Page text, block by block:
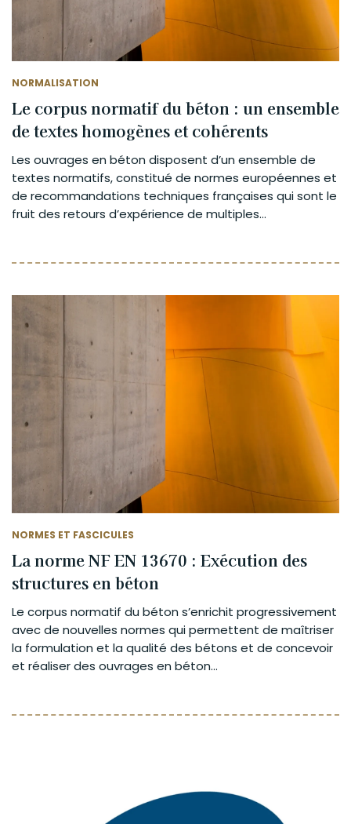
NORMALISATION
Le corpus normatif du béton : un ensemble
de textes homogènes et cohérents
Les ouvrages en béton disposent d’un ensemble de
textes normatifs, constitué de normes européennes et
de recommandations techniques françaises qui sont le
fruit des retours d’expérience de multiples...
NORMES ET FASCICULES
La norme NF EN 13670 : Exécution des
structures en béton
Le corpus normatif du béton s’enrichit progressivement
avec de nouvelles normes qui permettent de maîtriser
la formulation et la qualité des bétons et de concevoir
et réaliser des ouvrages en béton...